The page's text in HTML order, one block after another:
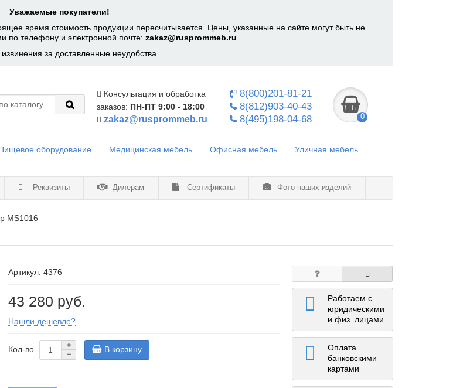
Уважаемые покупатели!
время стоимость продукции пересчитывается. Цены, указанные на сайте могут быть не
по телефону и электронной почте: zakaz@rusprommeb.ru
за доставленные неудобства.
Консультация и обработка
заказов: ПН-ПТ 9:00 - 18:00
zakaz@rusprommeb.ru
8(800)201-81-21
8(812)903-40-43
8(495)198-04-68
0
оборудование Медицинская мебель Офисная мебель Уличная мебель
Реквизиты Дилерам Сертификаты Фото наших изделий
MS1016
Артикул: 4376
43 280 руб.
Нашли дешевле?
Кол-во В корзину
Работаем с
юридическими
и физ. лицами
Оплата
банковскими
картами